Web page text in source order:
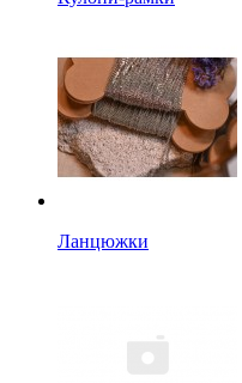
Ланцюжки